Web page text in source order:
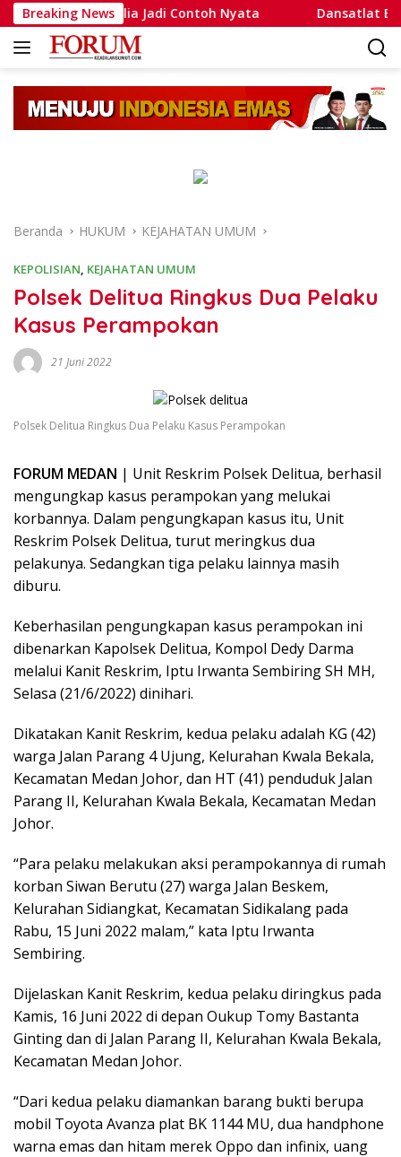
Langsung
ke
konten
Breaking News
Putra Aulia Jadi Contoh Nyata Dansatlat Brimob
Beranda HUKUM KEJAHATAN UMUM
KEPOLISIAN, KEJAHATAN UMUM
Polsek Delitua Ringkus Dua Pelaku
Kasus Perampokan
21 Juni 2022
Polsek Delitua Ringkus Dua Pelaku Kasus Perampokan
FORUM MEDAN | Unit Reskrim Polsek Delitua, berhasil
mengungkap kasus perampokan yang melukai
korbannya. Dalam pengungkapan kasus itu, Unit
Reskrim Polsek Delitua, turut meringkus dua
pelakunya. Sedangkan tiga pelaku lainnya masih
diburu.
Keberhasilan pengungkapan kasus perampokan ini
dibenarkan Kapolsek Delitua, Kompol Dedy Darma
melalui Kanit Reskrim, Iptu Irwanta Sembiring SH MH,
Selasa (21/6/2022) dinihari.
Dikatakan Kanit Reskrim, kedua pelaku adalah KG (42)
warga Jalan Parang 4 Ujung, Kelurahan Kwala Bekala,
Kecamatan Medan Johor, dan HT (41) penduduk Jalan
Parang II, Kelurahan Kwala Bekala, Kecamatan Medan
Johor.
“Para pelaku melakukan aksi perampokannya di rumah
korban Siwan Berutu (27) warga Jalan Beskem,
Kelurahan Sidiangkat, Kecamatan Sidikalang pada
Rabu, 15 Juni 2022 malam,” kata Iptu Irwanta
Sembiring.
Dijelaskan Kanit Reskrim, kedua pelaku diringkus pada
Kamis, 16 Juni 2022 di depan Oukup Tomy Bastanta
Ginting dan di Jalan Parang II, Kelurahan Kwala Bekala,
Kecamatan Medan Johor.
“Dari kedua pelaku diamankan barang bukti berupa
mobil Toyota Avanza plat BK 1144 MU, dua handphone
warna emas dan hitam merek Oppo dan infinix, uang